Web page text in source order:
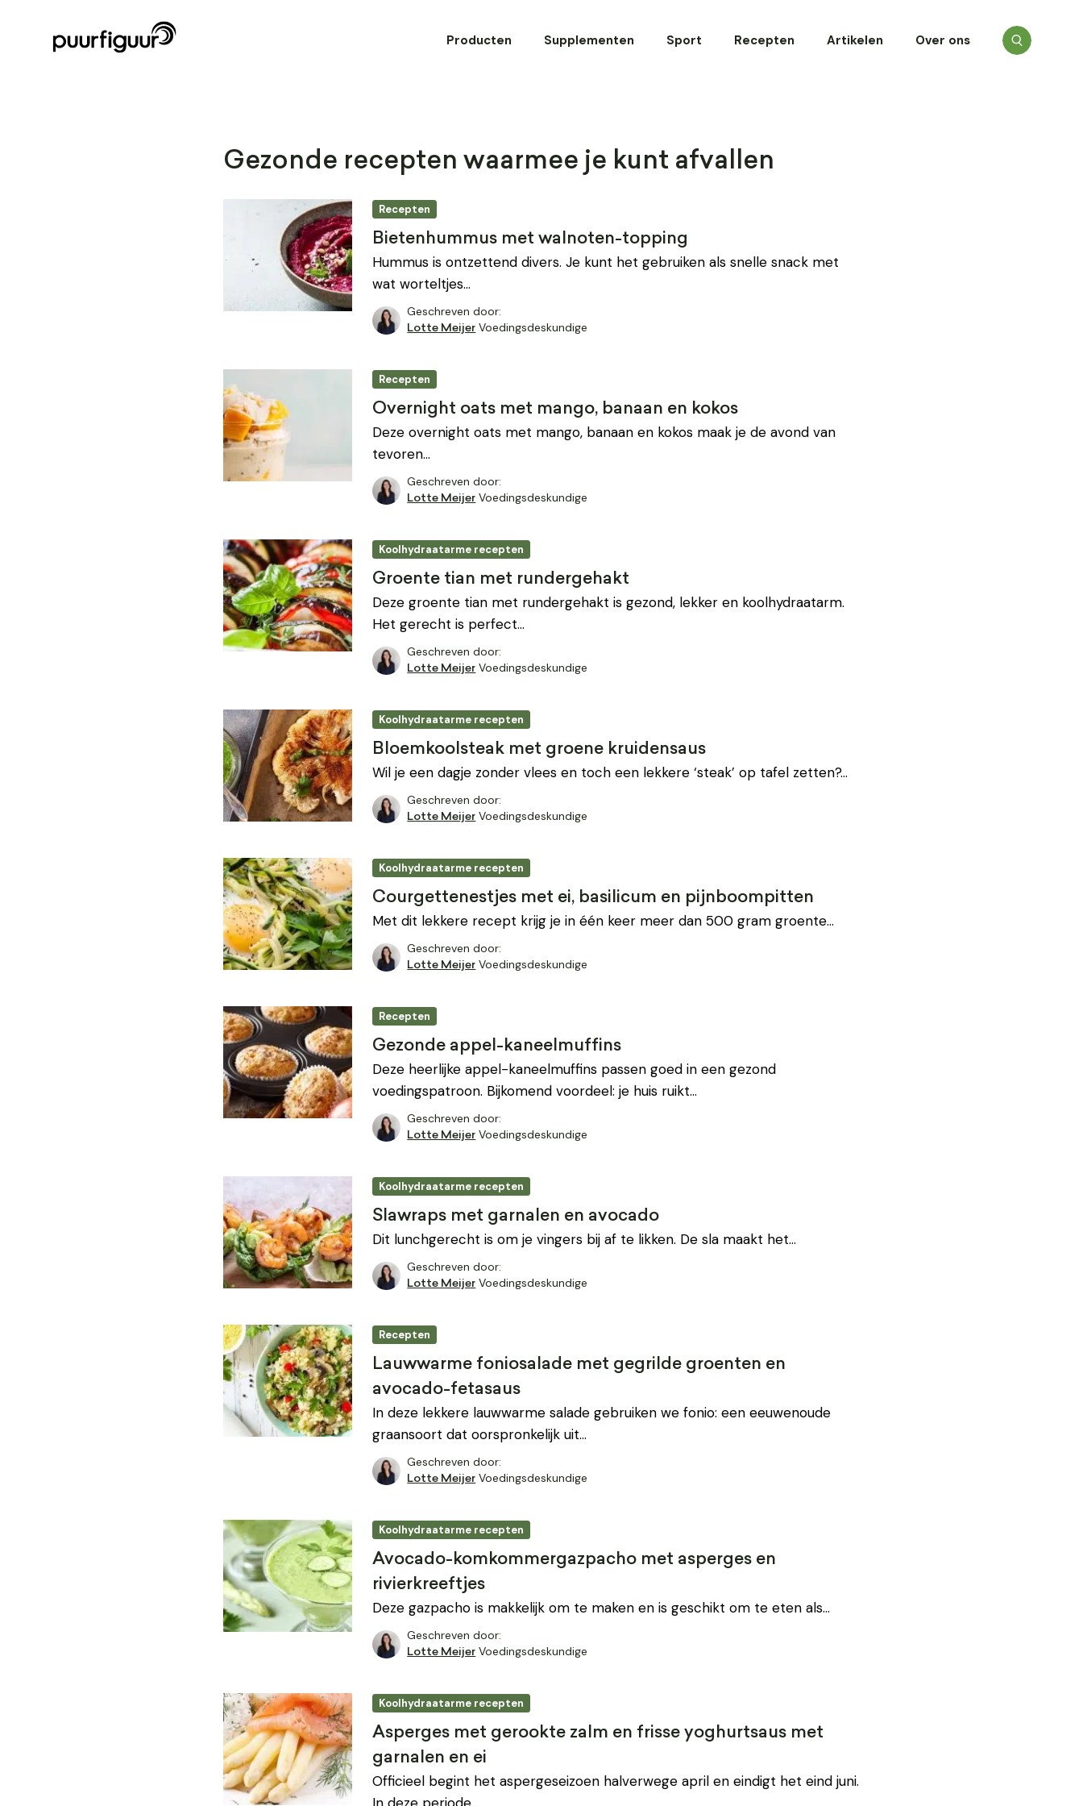
Producten Supplementen Sport Recepten Artikelen Over ons
Gezonde recepten waarmee je kunt afvallen
Recepten
Bietenhummus met walnoten-topping
Hummus is ontzettend divers. Je kunt het gebruiken als snelle snack met
wat worteltjes…
Geschreven door:
Lotte Meijer Voedingsdeskundige
Recepten
Overnight oats met mango, banaan en kokos
Deze overnight oats met mango, banaan en kokos maak je de avond van
tevoren…
Geschreven door:
Lotte Meijer Voedingsdeskundige
Koolhydraatarme recepten
Groente tian met rundergehakt
Deze groente tian met rundergehakt is gezond, lekker en koolhydraatarm.
Het gerecht is perfect…
Geschreven door:
Lotte Meijer Voedingsdeskundige
Koolhydraatarme recepten
Bloemkoolsteak met groene kruidensaus
Wil je een dagje zonder vlees en toch een lekkere ‘steak’ op tafel zetten?…
Geschreven door:
Lotte Meijer Voedingsdeskundige
Koolhydraatarme recepten
Courgettenestjes met ei, basilicum en pijnboompitten
Met dit lekkere recept krijg je in één keer meer dan 500 gram groente…
Geschreven door:
Lotte Meijer Voedingsdeskundige
Recepten
Gezonde appel-kaneelmuffins
Deze heerlijke appel-kaneelmuffins passen goed in een gezond
voedingspatroon. Bijkomend voordeel: je huis ruikt…
Geschreven door:
Lotte Meijer Voedingsdeskundige
Koolhydraatarme recepten
Slawraps met garnalen en avocado
Dit lunchgerecht is om je vingers bij af te likken. De sla maakt het…
Geschreven door:
Lotte Meijer Voedingsdeskundige
Recepten
Lauwwarme foniosalade met gegrilde groenten en
avocado-fetasaus
In deze lekkere lauwwarme salade gebruiken we fonio: een eeuwenoude
graansoort dat oorspronkelijk uit…
Geschreven door:
Lotte Meijer Voedingsdeskundige
Koolhydraatarme recepten
Avocado-komkommergazpacho met asperges en
rivierkreeftjes
Deze gazpacho is makkelijk om te maken en is geschikt om te eten als…
Geschreven door:
Lotte Meijer Voedingsdeskundige
Koolhydraatarme recepten
Asperges met gerookte zalm en frisse yoghurtsaus met
garnalen en ei
Officieel begint het aspergeseizoen halverwege april en eindigt het eind juni.